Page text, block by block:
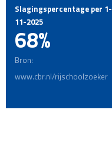
Slagingspercentage per 1-
11-2025
68%
Bron:
www.cbr.nl/rijschoolzoeker